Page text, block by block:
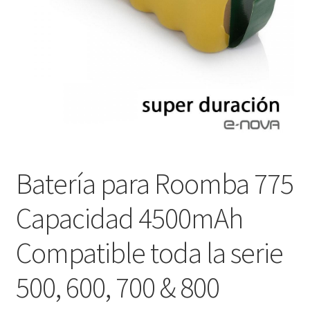
Batería para Roomba 775
Capacidad 4500mAh
Compatible toda la serie
500, 600, 700 & 800